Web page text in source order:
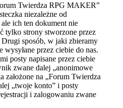
Twierdza RPG MAKER”
niezależne od
ich ten dokument nie
tylko strony stworzone przez
sposób, w jaki zbieramy
wysyłane przez ciebie do nas.
posty napisane przez ciebie
zwane dalej „anonimowe
założone na „Forum Twierdza
„twoje konto” i posty
i zalogowaniu zwane